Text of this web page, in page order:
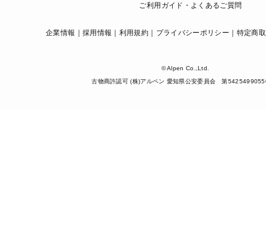
ご利用ガイド・よくあるご質問
企業情報 採用情報 利用規約 プライバシーポリシー 特定商
© Alpen Co.,Ltd.
古物商許認可 (株)アルペン 愛知県公安委員会 第